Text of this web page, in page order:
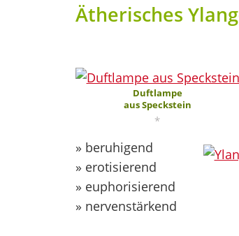
Ätherisches
Duftlampe
aus Speckstein
*
» beruhigend
» erotisierend
» euphorisierend
» nervenstärkend